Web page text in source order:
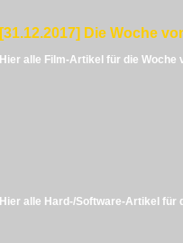
[31.12.2017] Die Woche
Hier alle Film-Artikel für die Woche
Hier alle Hard-/Software-Artikel für